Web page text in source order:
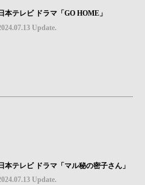
日本テレビ ドラマ「GO HOME」
Update.
本テレビ ドラマ「マル秘の密子さん」
Update.